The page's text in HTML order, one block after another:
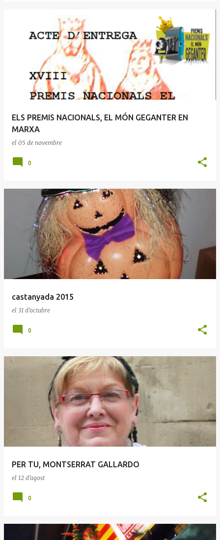
ELS PREMIS NACIONALS, EL MÓN GEGANTER EN
MARXA
el 05 de novembre
0
castanyada 2015
el 31 d’octubre
0
PER TU, MONTSERRAT GALLARDO
el 12 d’agost
0